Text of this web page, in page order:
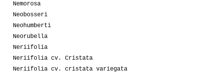
Nemorosa
Neobosseri
Neohumberti
Neorubella
Neriifolia
Neriifolia cv. Cristata
Neriifolia cv. cristata variegata